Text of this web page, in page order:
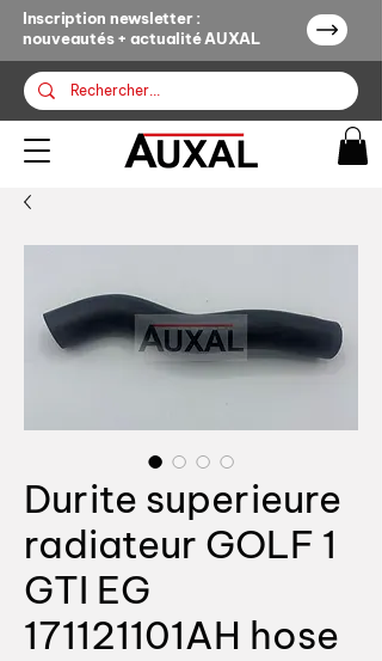
Inscription newsletter :
nouveautés + actualité AUXAL
Durite superieure
radiateur GOLF 1
GTI EG
171121101AH hose